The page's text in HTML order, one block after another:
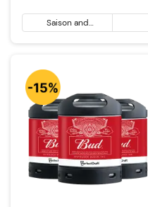
Saison and
Farmhouse Ale